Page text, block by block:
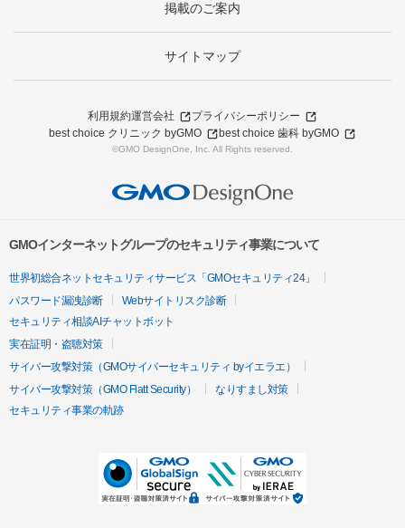
掲載のご案内
サイトマップ
利用規約運営会社
プライバシーポリシー
best choice クリニック byGMO
best choice 歯科 byGMO
©GMO DesignOne, Inc. All Rights reserved.
GMOインターネットグループのセキュリティ事業について
世界初総合ネットセキュリティサービス「GMOセキュリティ24」
パスワード漏洩診断
Webサイトリスク診断
セキュリティ相談AIチャットボット
実在証明・盗聴対策
サイバー攻撃対策（GMOサイバーセキュリティ byイエラエ）
サイバー攻撃対策（GMO Flatt Security）
なりすまし対策
セキュリティ事業の軌跡